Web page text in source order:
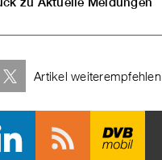
Artikel weiterempfehlen